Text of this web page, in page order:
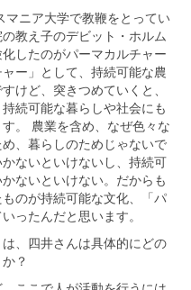
ニア大学で教鞭をとってい
教え子のデビット・ホルム
したのがパーマカルチャー
ー」として、持続可能な農
けど、突きつめていくと、
続可能な暮らしや社会にも
。 農業を含め、なぜ色々な
、暮らしのためじゃないで
ないといけないし、持続可
ないといけない。だからも
のが持続可能な文化、「パ
ったんだと思います。
、四井さんは具体的にどの
？